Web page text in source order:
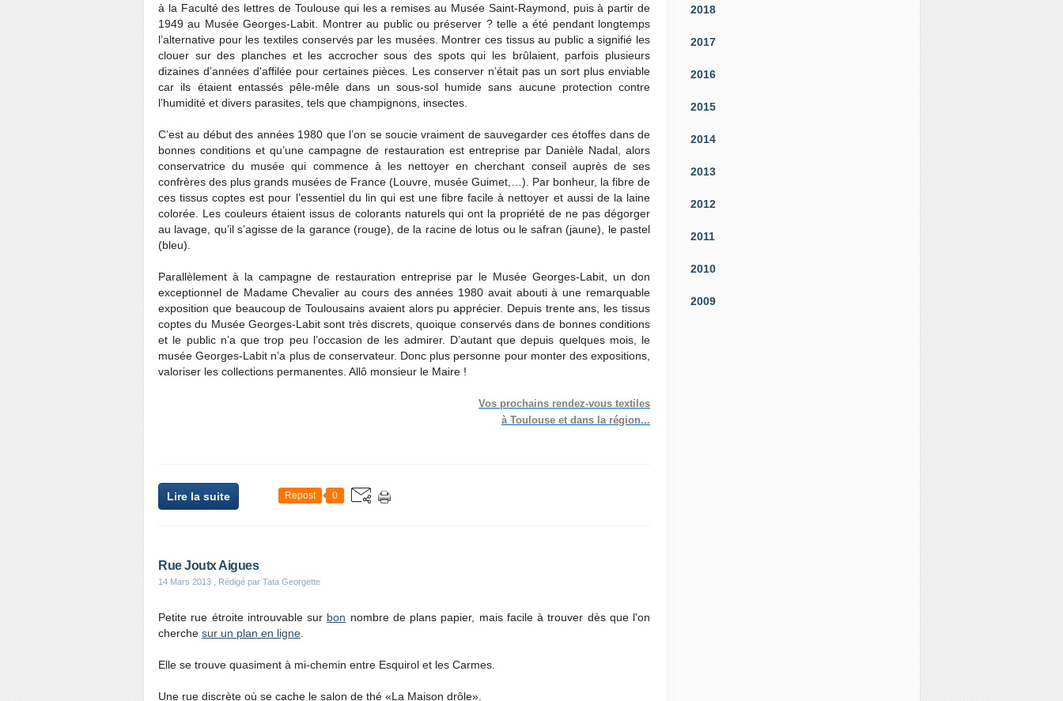
à la Faculté des lettres de Toulouse qui les a remises au Musée Saint-Raymond, puis à partir de
1949 au Musée Georges-Labit. Montrer au public ou préserver ? telle a été pendant longtemps
l’alternative pour les textiles conservés par les musées. Montrer ces tissus au public a signifié les
clouer sur des planches et les accrocher sous des spots qui les brûlaient, parfois plusieurs
dizaines d’années d'affilée pour certaines pièces. Les conserver n’était pas un sort plus enviable
car ils étaient entassés pêle-mêle dans un sous-sol humide sans aucune protection contre
l’humidité et divers parasites, tels que champignons, insectes.
C’est au début des années 1980 que l’on se soucie vraiment de sauvegarder ces étoffes dans de
bonnes conditions et qu’une campagne de restauration est entreprise par Danièle Nadal, alors
conservatrice du musée qui commence à les nettoyer en cherchant conseil auprès de ses
confrères des plus grands musées de France (Louvre, musée Guimet,…). Par bonheur, la fibre de
ces tissus coptes est pour l’essentiel du lin qui est une fibre facile à nettoyer et aussi de la laine
colorée. Les couleurs étaient issus de colorants naturels qui ont la propriété de ne pas dégorger
au lavage, qu’il s’agisse de la garance (rouge), de la racine de lotus ou le safran (jaune), le pastel
(bleu).
Parallèlement à la campagne de restauration entreprise par le Musée Georges-Labit, un don
exceptionnel de Madame Chevalier au cours des années 1980 avait abouti à une remarquable
exposition que beaucoup de Toulousains avaient alors pu apprécier. Depuis trente ans, les tissus
coptes du Musée Georges-Labit sont très discrets, quoique conservés dans de bonnes conditions
et le public n’a que trop peu l’occasion de les admirer. D’autant que depuis quelques mois, le
musée Georges-Labit n’a plus de conservateur. Donc plus personne pour monter des expositions,
valoriser les collections permanentes. Allô monsieur le Maire !
Vos prochains rendez-vous textiles
à Toulouse et dans la région...
Lire la suite Repost 0
Rue Joutx Aigues
14 Mars 2013 , Rédigé par Tata Georgette
Petite rue étroite introuvable sur bon nombre de plans papier, mais facile à trouver dès que l'on
cherche sur un plan en ligne.
Elle se trouve quasiment à mi-chemin entre Esquirol et les Carmes.
Une rue discrète où se cache le salon de thé «La Maison drôle».
2018
2017
2016
2015
2014
2013
2012
2011
2010
2009